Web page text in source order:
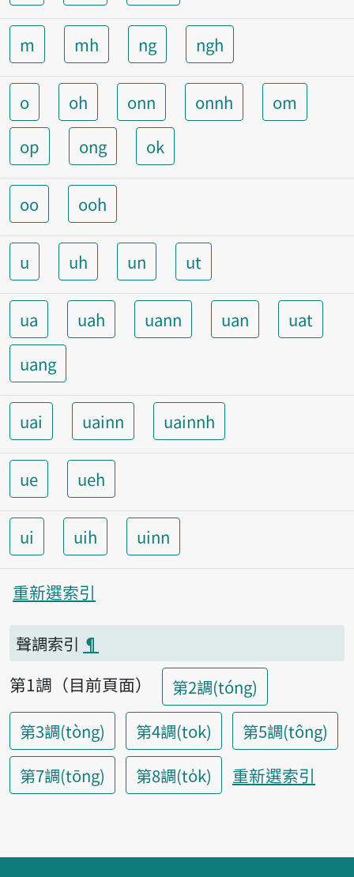
m mh ng ngh
o oh onn onnh
om
op
ong ok
oo ooh
u uh un ut
ua uah uann uan
uat
uang
uai uainn uainnh
ue ueh
ui uih uinn
重新選索引
聲調索引 ¶
第1調（目前頁面）
第2調(tóng)
第3調(tòng)
第4調(tok)
第5調(tông)
第7調(tōng)
第8調(to̍k) 重新選索引